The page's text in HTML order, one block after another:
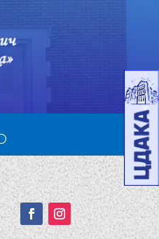
Подписывайтесь!